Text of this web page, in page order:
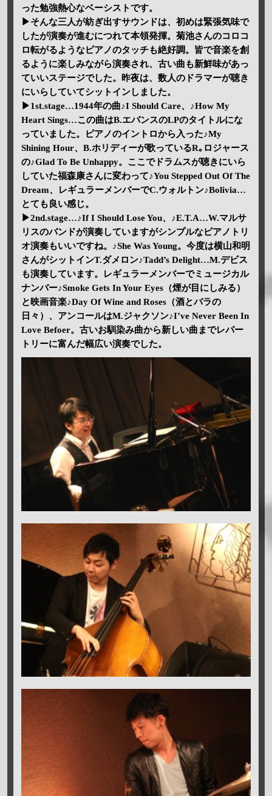
った勉強熱心なベーシストです。
▶そんな三人が紡ぎ出すサウンドは、初めは緊張気味で
したが演奏が進むにつれて本領発揮。菊池さんのコロコ
ロ転がるようなピアノのタッチも絶好調。皆で音楽を創
るように楽しみながら演奏され、古い曲も新鮮味があっ
ていいステージでした。昨夜は、数人のドラマーが聴き
にいらしていてシットインしました。
▶1st.stage…1944年の曲♪I Should Care、♪How My
Heart Sings…この曲はB.エバンスのLPのタイトルにな
っていました。ピアノのイントロから入った♪My
Shining Hour、B.ホリディーが歌っているR｡ロジャース
の♪Glad To Be Unhappy。ここでドラムスが聴きにいら
していた福森康さんに変わって♪You Stepped Out Of The
Dream、レギュラーメンバーでC.ウォルトン♪Bolivia…
とても良い感じ。
▶2nd.stage…♪If I Should Lose You、♪E.T.A…W.マルサ
リスのバンドが演奏していますがシンプルなピアノトリ
オ演奏もいいですね。♪She Was Young。今度は横山和明
さんがシットインT.ダメロン♪Tadd’s Delight…M.デビス
も演奏しています。レギュラーメンバーでミュージカル
ナンバー♪Smoke Gets In Your Eyes（煙が目にしみる）
と映画音楽♪Day Of Wine and Roses（酒とバラの
日々）、アンコールはM.ジャクソン♪I’ve Never Been In
Love Befoer。古いお馴染み曲から新しい曲までレパー
トリーに富んだ幅広い演奏でした。